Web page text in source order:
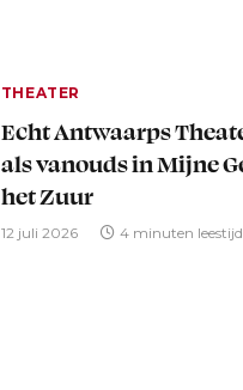
THEATER
Echt Antwaarps
als vanouds in Mijne
het Zuur
12 juli 2026 4 minuten leestijd